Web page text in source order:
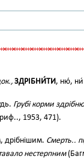
ЗДРІБНИ́ТИ, ню́,
Грубі корми
1953, 471).
Смерть..
нестерпним